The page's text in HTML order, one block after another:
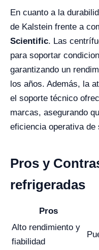
En cuanto a la
de Kalstein frente a
Scientific. Las
para soportar
garantizando un
los años. Además, la
el soporte técnico
marcas, asegurando
eficiencia operativa de
Pros y
refrigeradas
Pros
Alto rendimiento y
fiabilidad